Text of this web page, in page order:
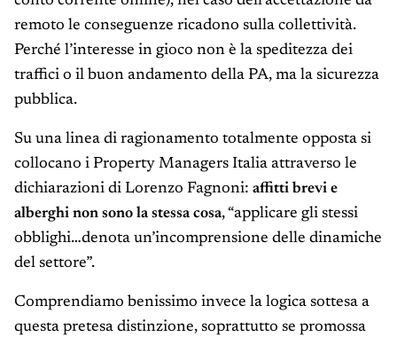
remoto le conseguenze ricadono sulla collettività.
Perché l’interesse in gioco non è la speditezza dei
traffici o il buon andamento della PA, ma la sicurezza
pubblica.
Su una linea di ragionamento totalmente opposta si
collocano i Property Managers Italia attraverso le
dichiarazioni di Lorenzo Fagnoni: affitti brevi e
alberghi non sono la stessa cosa, “applicare gli stessi
obblighi…denota un’incomprensione delle dinamiche
del settore”.
Comprendiamo benissimo invece la logica sottesa a
questa pretesa distinzione, soprattutto se promossa